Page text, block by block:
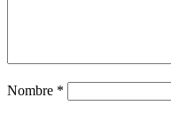
Nombre *